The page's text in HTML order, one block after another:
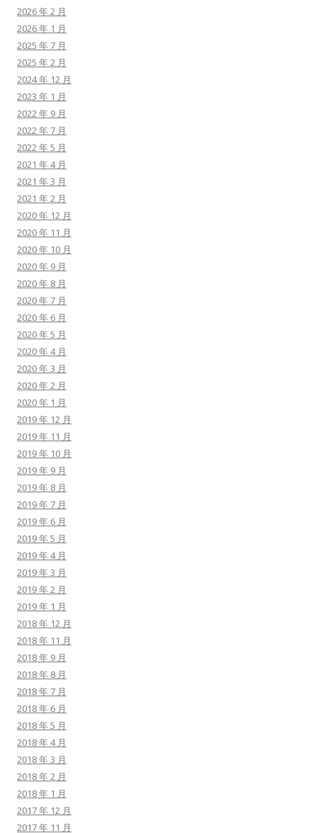
2026 年 2 月
2026 年 1 月
2025 年 7 月
2025 年 2 月
2024 年 12 月
2023 年 1 月
2022 年 9 月
2022 年 7 月
2022 年 5 月
2021 年 4 月
2021 年 3 月
2021 年 2 月
2020 年 12 月
2020 年 11 月
2020 年 10 月
2020 年 9 月
2020 年 8 月
2020 年 7 月
2020 年 6 月
2020 年 5 月
2020 年 4 月
2020 年 3 月
2020 年 2 月
2020 年 1 月
2019 年 12 月
2019 年 11 月
2019 年 10 月
2019 年 9 月
2019 年 8 月
2019 年 7 月
2019 年 6 月
2019 年 5 月
2019 年 4 月
2019 年 3 月
2019 年 2 月
2019 年 1 月
2018 年 12 月
2018 年 11 月
2018 年 9 月
2018 年 8 月
2018 年 7 月
2018 年 6 月
2018 年 5 月
2018 年 4 月
2018 年 3 月
2018 年 2 月
2018 年 1 月
2017 年 12 月
2017 年 11 月